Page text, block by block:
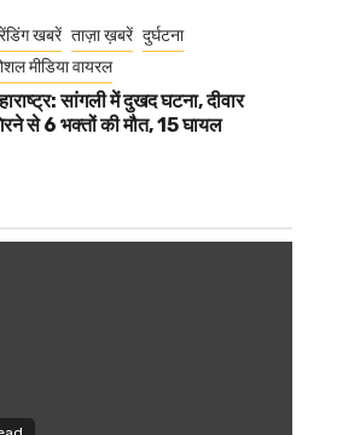
खबरें ताज़ा ख़बरें दुर्घटना
मीडिया वायरल
सांगली में दुखद घटना, दीवार
से 6 भक्तों की मौत, 15 घायल